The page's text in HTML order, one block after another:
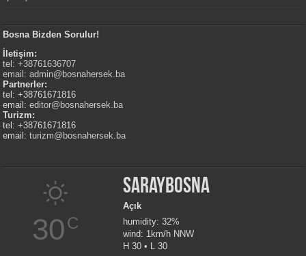
Bosna Bizden Sorulur!
İletişim:
tel: +38761636707
email:admin@bosnahersek.ba
Partnerler:
tel: +38761671816
email:editor@bosnahersek.ba
Turizm:
tel: +38761671816
email:turizm@bosnahersek.ba
30C
Saraybosna
Açık
humidity: 32%
wind: 1km/h NNW
H 30 • L 30